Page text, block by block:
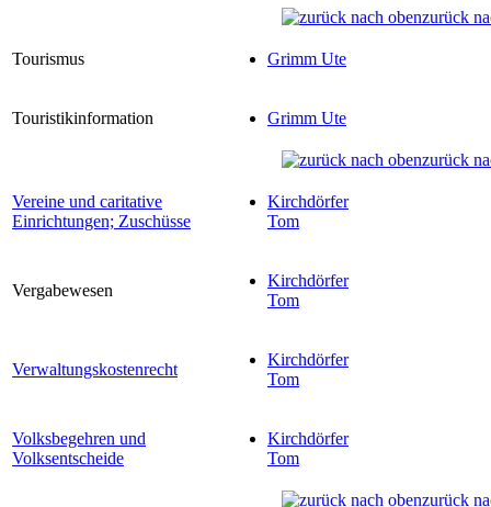
zurück
Tourismus Grimm Ute
Touristikinformation Grimm Ute
zurück
Vereine und caritative
Einrichtungen; Zuschüsse
Kirchdörfer
Tom
Vergabewesen
Kirchdörfer
Tom
Verwaltungskostenrecht
Kirchdörfer
Tom
Volksbegehren und
Volksentscheide
Kirchdörfer
Tom
zurück